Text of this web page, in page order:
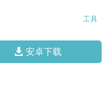
工具
安卓下载